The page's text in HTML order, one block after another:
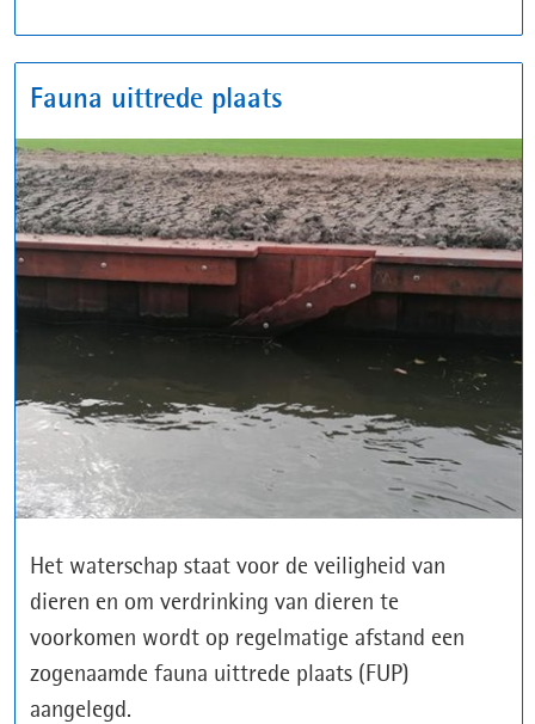
Fauna uittrede plaats
Het waterschap staat voor de veiligheid van
dieren en om verdrinking van dieren te
voorkomen wordt op regelmatige afstand een
zogenaamde fauna uittrede plaats (FUP)
aangelegd.